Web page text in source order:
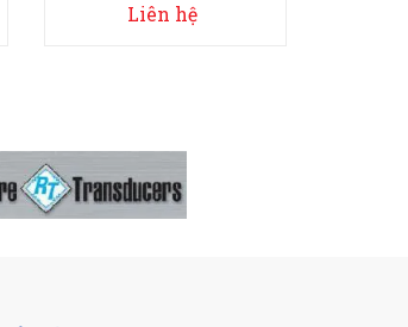
Liên hệ